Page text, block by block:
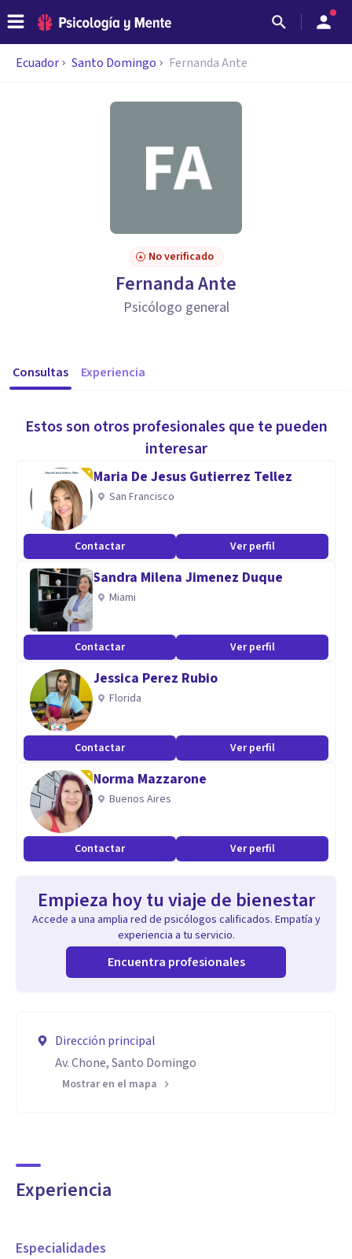
Ecuador Santo Domingo Fernanda Ante
No verificado
Fernanda Ante
Psicólogo general
Consultas Experiencia
Estos son otros profesionales que te pueden
interesar
Maria De Jesus Gutierrez Tellez
San Francisco
Contactar Ver perfil
Sandra Milena Jimenez Duque
Miami
Contactar Ver perfil
Jessica Perez Rubio
Florida
Contactar Ver perfil
Norma Mazzarone
Buenos Aires
Contactar Ver perfil
Empieza hoy tu viaje de bienestar
Accede a una amplia red de psicólogos calificados. Empatía y
experiencia a tu servicio.
Encuentra profesionales
Dirección principal
Av. Chone, Santo Domingo
Mostrar en el mapa
Experiencia
Especialidades